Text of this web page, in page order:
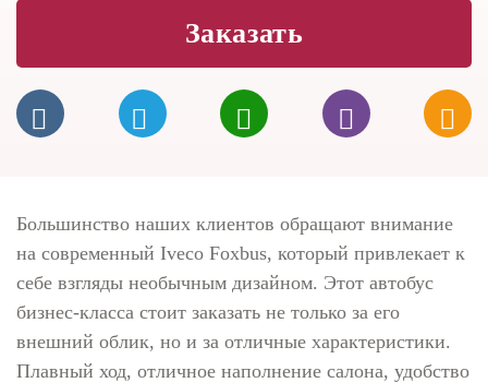
Заказать
Большинство наших клиентов обращают внимание
на современный Iveco Foxbus, который привлекает к
себе взгляды необычным дизайном. Этот автобус
бизнес-класса стоит заказать не только за его
внешний облик, но и за отличные характеристики.
Плавный ход, отличное наполнение салона, удобство